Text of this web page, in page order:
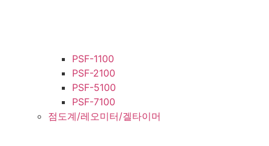
PSF-1100
PSF-2100
PSF-5100
PSF-7100
점도계/레오미터/겔타이머